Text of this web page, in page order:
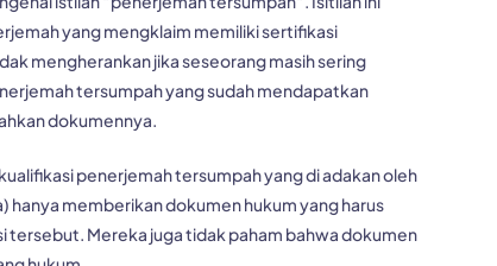
yang mengklaim memiliki sertifikasi
mengherankan jika seseorang masih sering
tersumpah yang sudah mendapatkan
dokumennya.
penerjemah tersumpah yang di adakan oleh
hanya memberikan dokumen hukum yang harus
tersebut. Mereka juga tidak paham bahwa dokumen